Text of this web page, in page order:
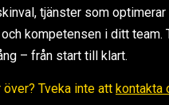
tjänster som
kompetensen i ditt team.
– från start till klart.
över? Tveka inte att kontakta